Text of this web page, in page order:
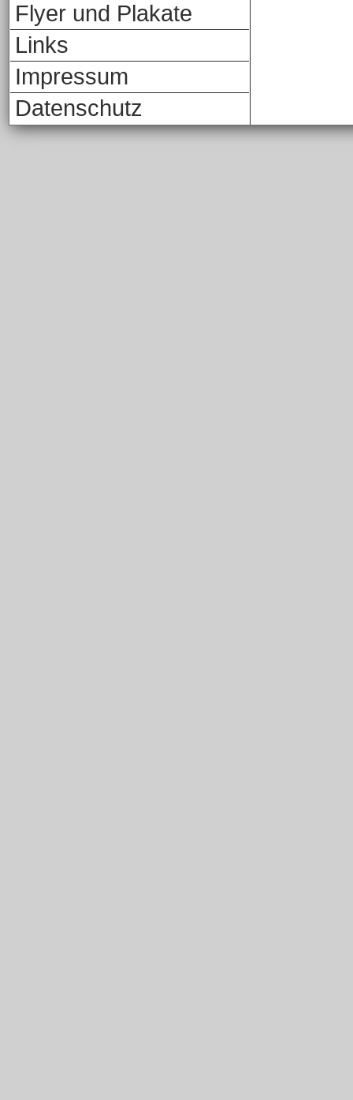
Flyer und Plakate
Links
Impressum
Datenschutz